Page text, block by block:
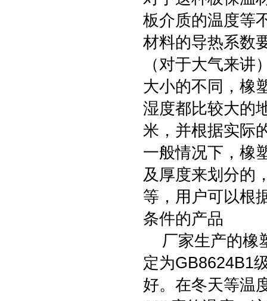
板介质的温度等
材料的导热系数
（对于大气来
大小的不同，橡
湿度都比较大的
米，并根据实际
一般情况下，橡
及厚度来划分的
等，用户可以根
条件的产品
厂家生产的橡
定为GB8624B1
好。在冬天等温